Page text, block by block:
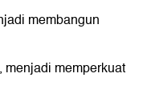
membangun
memperkuat